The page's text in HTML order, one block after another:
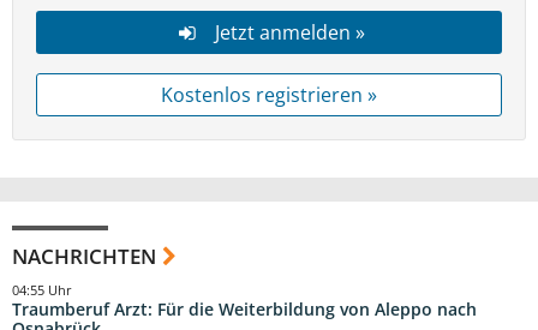
Jetzt anmelden »
Kostenlos registrieren »
NACHRICHTEN
Traumberuf Arzt: Für die Weiterbildung von Aleppo nach
04:55 Uhr